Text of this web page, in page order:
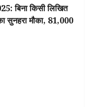
किसी लिखित
सुनहरा मौका, ₹81,000